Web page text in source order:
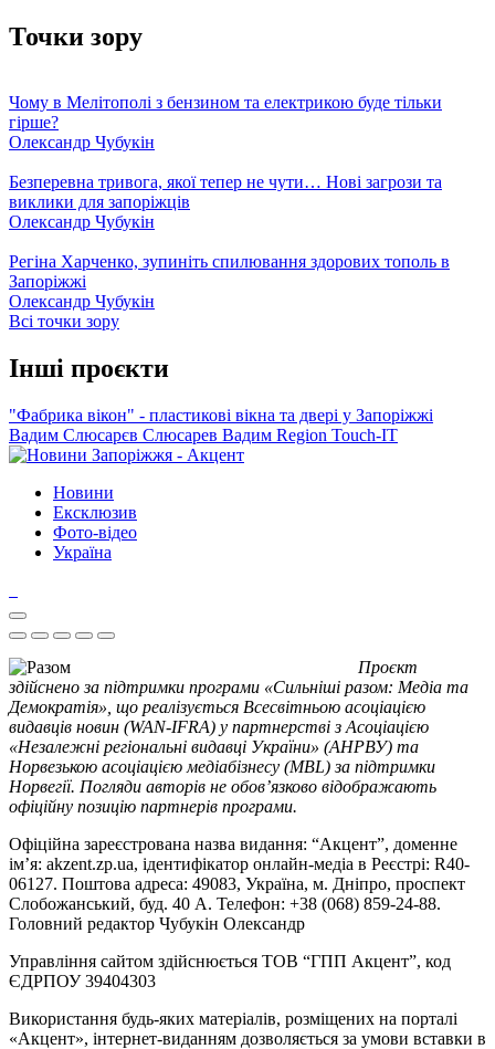
Точки зору
Чому в Мелітополі з бензином та електрикою буде тільки
гірше?
Олександр Чубукін
Безперевна тривога, якої тепер не чути… Нові загрози та
виклики для запоріжців
Олександр Чубукін
Регіна Харченко, зупиніть спилювання здорових тополь в
Запоріжжі
Олександр Чубукін
Всі точки зору
Інші проєкти
"Фабрика вікон" - пластикові вікна та двері у Запоріжжі
Вадим Слюсарєв Слюсарев Вадим Region Touch-IT
Новини
Ексклюзив
Фото-відео
Україна
Проєкт
здійснено за підтримки програми «Сильніші разом: Медіа та
Демократія», що реалізується Всесвітньою асоціацією
видавців новин (WAN-IFRA) у партнерстві з Асоціацією
«Незалежні регіональні видавці України» (АНРВУ) та
Норвезькою асоціацією медіабізнесу (MBL) за підтримки
Норвегії. Погляди авторів не обов’язково відображають
офіційну позицію партнерів програми.
Офіційна зареєстрована назва видання: “Акцент”, доменне
ім’я: akzent.zp.ua, ідентифікатор онлайн-медіа в Реєстрі: R40-
06127. Поштова адреса: 49083, Україна, м. Дніпро, проспект
Слобожанський, буд. 40 А. Телефон: +38 (068) 859-24-88.
Головний редактор Чубукін Олександр
Управління сайтом здійснюється ТОВ “ГПП Акцент”, код
ЄДРПОУ 39404303
Використання будь-яких матеріалів, розміщених на порталі
«Акцент», інтернет-виданням дозволяється за умови вставки в